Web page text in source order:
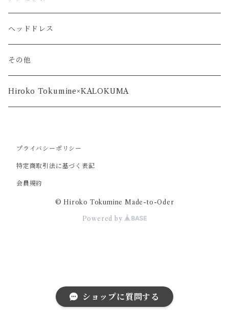
ショップに質問する
ヘッドドレス
その他
Hiroko Tokumine×KALOKUMA
プライバシーポリシー
特定商取引法に基づく表記
会員規約
© Hiroko Tokumine Made-to-Oder
Powered by